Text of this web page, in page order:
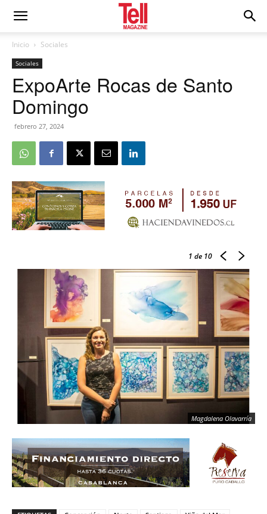
Inicio Sociales
Sociales
ExpoArte Rocas de Santo
Domingo
febrero 27, 2024
1 de 10
Magdalena Olavarría